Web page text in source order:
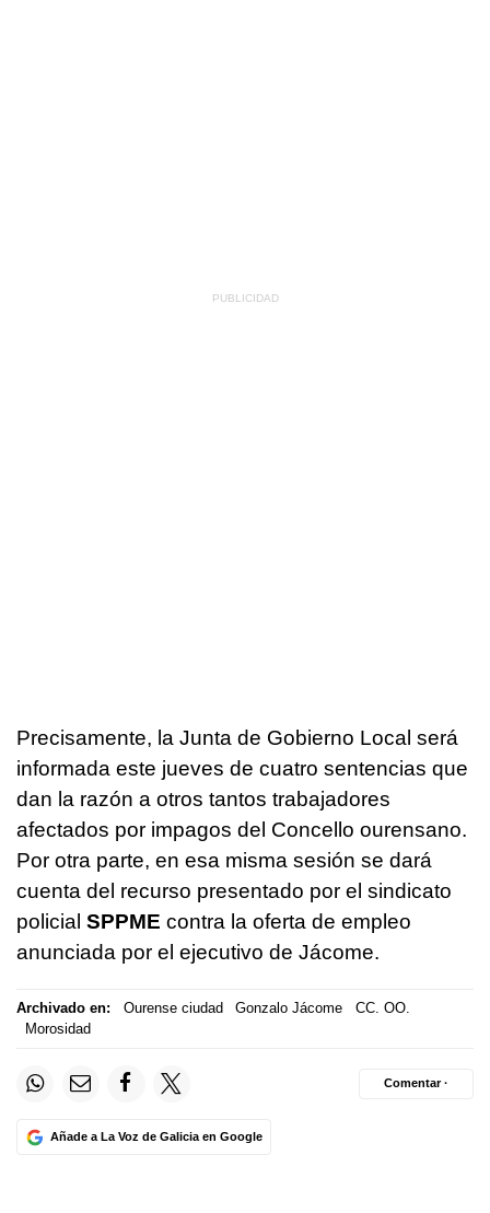
Precisamente, la Junta de Gobierno Local será
informada este jueves de cuatro sentencias que
dan la razón a otros tantos trabajadores
afectados por impagos del Concello ourensano.
Por otra parte, en esa misma sesión se dará
cuenta del recurso presentado por el sindicato
policial SPPME contra la oferta de empleo
anunciada por el ejecutivo de Jácome.
Archivado en: Ourense ciudad Gonzalo Jácome
CC. OO.
Morosidad
Añade a La Voz de Galicia en Google
Comentar ·